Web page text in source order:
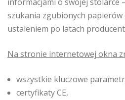
szukania zgubionych papierów
ustaleniem po latach
Na stronie internetowej okna
wszystkie kluczowe
certyfikaty CE,